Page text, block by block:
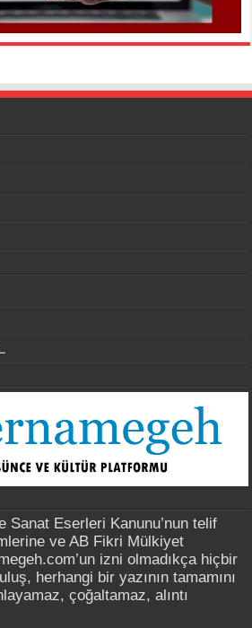
Sanat Eserleri Kanunu’nun telif
ve AB Fikri Mülkiyet
izni olmadıkça hiçbir
herhangi bir yazının tamamını
çoğaltamaz, alıntı